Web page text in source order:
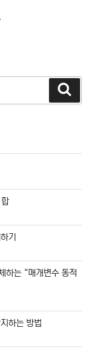
색
기
는 “매개변수 동적
하는 방법